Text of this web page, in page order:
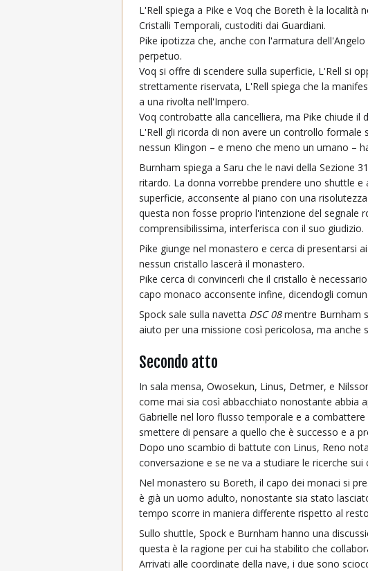
L'Rell spiega a Pike e Voq che Boreth è la località
Cristalli Temporali, custoditi dai Guardiani.
Pike ipotizza che, anche con l'armatura
perpetuo.
Voq si offre di scendere sulla superficie, L'Rell si
strettamente riservata, L'Rell spiega che la
a una rivolta nell'Impero.
Voq controbatte alla cancelliera, ma Pike chiude
L'Rell gli ricorda di non avere un controllo
nessun Klingon – e meno che meno un umano –
Burnham spiega a Saru che le navi della Sezione
ritardo. La donna vorrebbe prendere uno shuttle
superficie, acconsente al piano con una
questa non fosse proprio l'intenzione del segnale
comprensibilissima, interferisca con il suo giudizio.
Pike giunge nel monastero e cerca di presentarsi
nessun cristallo lascerà il monastero.
Pike cerca di convincerli che il cristallo è
capo monaco acconsente infine, dicendogli
Spock sale sulla navetta DSC 08mentre Burnham
aiuto per una missione così pericolosa, ma anche
Secondo atto
In sala mensa, Owosekun, Linus, Detmer, e
come mai sia così abbacchiato nonostante abbia
Gabrielle nel loro flusso temporale e a
smettere di pensare a quello che è successo e a
Dopo uno scambio di battute con Linus, Reno
conversazione e se ne va a studiare le ricerche sui
Nel monastero su Boreth, il capo dei monaci si
è già un uomo adulto, nonostante sia stato
tempo scorre in maniera differente rispetto al
Sullo shuttle, Spock e Burnham hanno una
questa è la ragione per cui ha stabilito che
Arrivati alle coordinate della nave, i due sono